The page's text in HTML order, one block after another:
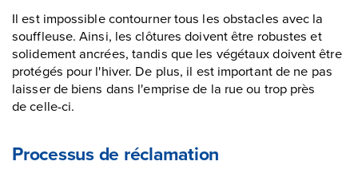
Il est impossible contourner tous les obstacles avec la
souffleuse. Ainsi, les clôtures doivent être robustes et
solidement ancrées, tandis que les végétaux doivent être
protégés pour l'hiver. De plus, il est important de ne pas
laisser de biens dans l'emprise de la rue ou trop près
de celle-ci.
Processus de réclamation